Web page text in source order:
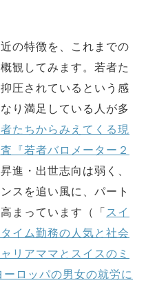
の特徴を、これまでの
観してみます。若者た
圧されているという感
り満足している人が多
たちからみえてくる現
『若者バロメーター２
昇進・出世志向は弱く、
スを追い風に、パート
まっています（「 スイ
イム勤務の人気と社会
リアママとスイスのミ
ロッパの男女の就労に